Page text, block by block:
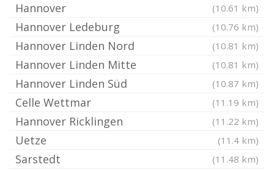
Hannover (10.61 km)
Hannover Ledeburg (10.76 km)
Hannover Linden Nord (10.81 km)
Hannover Linden Mitte (10.81 km)
Hannover Linden Süd (10.87 km)
Celle Wettmar (11.19 km)
Hannover Ricklingen (11.22 km)
Uetze (11.4 km)
Sarstedt (11.48 km)